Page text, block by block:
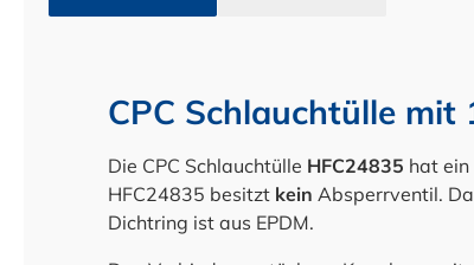
CPC Schlauchtülle
Die CPC Schlauchtülle HFC24835 hat ein
HFC24835 besitzt kein Absperrventil.
Dichtring ist aus EPDM.